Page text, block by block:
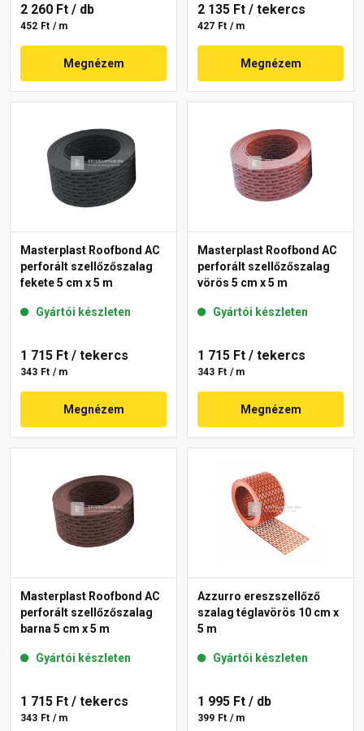
2 260 Ft / db
452 Ft / m
Megnézem
2 135 Ft / tekercs
427 Ft / m
Megnézem
Masterplast Roofbond AC
perforált szellőzőszalag
fekete 5 cm x 5 m
Gyártói készleten
1 715 Ft / tekercs
343 Ft / m
Megnézem
Masterplast Roofbond AC
perforált szellőzőszalag
vörös 5 cm x 5 m
Gyártói készleten
1 715 Ft / tekercs
343 Ft / m
Megnézem
Masterplast Roofbond AC
perforált szellőzőszalag
barna 5 cm x 5 m
Gyártói készleten
1 715 Ft / tekercs
343 Ft / m
Azzurro ereszszellőző
szalag téglavörös 10 cm x
5 m
Gyártói készleten
1 995 Ft / db
399 Ft / m